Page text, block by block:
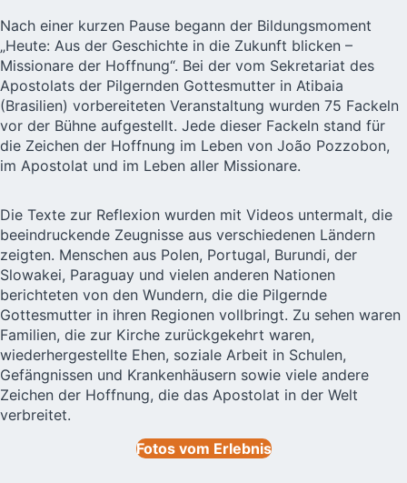
Nach einer kurzen Pause begann der Bildungsmoment
„Heute: Aus der Geschichte in die Zukunft blicken –
Missionare der Hoffnung“. Bei der vom Sekretariat des
Apostolats der Pilgernden Gottesmutter in Atibaia
(Brasilien) vorbereiteten Veranstaltung wurden 75 Fackeln
vor der Bühne aufgestellt. Jede dieser Fackeln stand für
die Zeichen der Hoffnung im Leben von João Pozzobon,
im Apostolat und im Leben aller Missionare.
Die Texte zur Reflexion wurden mit Videos untermalt, die
beeindruckende Zeugnisse aus verschiedenen Ländern
zeigten. Menschen aus Polen, Portugal, Burundi, der
Slowakei, Paraguay und vielen anderen Nationen
berichteten von den Wundern, die die Pilgernde
Gottesmutter in ihren Regionen vollbringt. Zu sehen waren
Familien, die zur Kirche zurückgekehrt waren,
wiederhergestellte Ehen, soziale Arbeit in Schulen,
Gefängnissen und Krankenhäusern sowie viele andere
Zeichen der Hoffnung, die das Apostolat in der Welt
verbreitet.
Fotos vom Erlebnis